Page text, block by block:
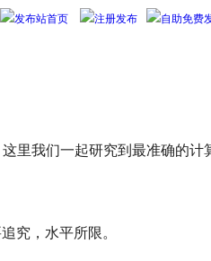
发布站首页 注册发布 自助免费
我们一起研究到最准确的计
究，水平所限。